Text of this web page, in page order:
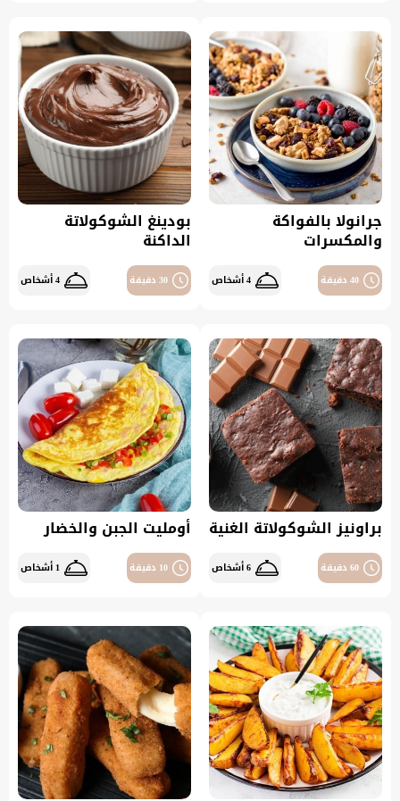
جرانولا بالفواكة
والمكسرات
40 دقيقة 4 أشخاص
بودينغ الشوكولاتة
الداكنة
30 دقيقة 4 أشخاص
براونيز الشوكولاتة الغنية
60 دقيقة 6 أشخاص
أومليت الجبن والخضار
10 دقيقة 1 أشخاص